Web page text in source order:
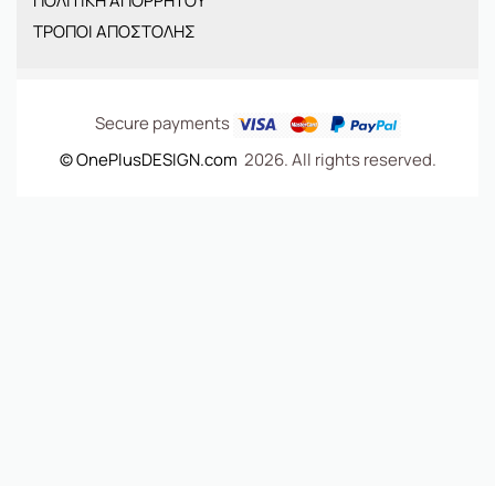
OFFERS
ΤΣΑΝΤΕΣ
ΤΡΟΠΟΙ ΑΠΟΣΤΟΛΗΣ
Secure payments
© OnePlusDESIGN.com 2026. All rights reserved.